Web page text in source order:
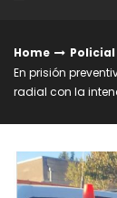
Home
Policial
En prisión
radial con la